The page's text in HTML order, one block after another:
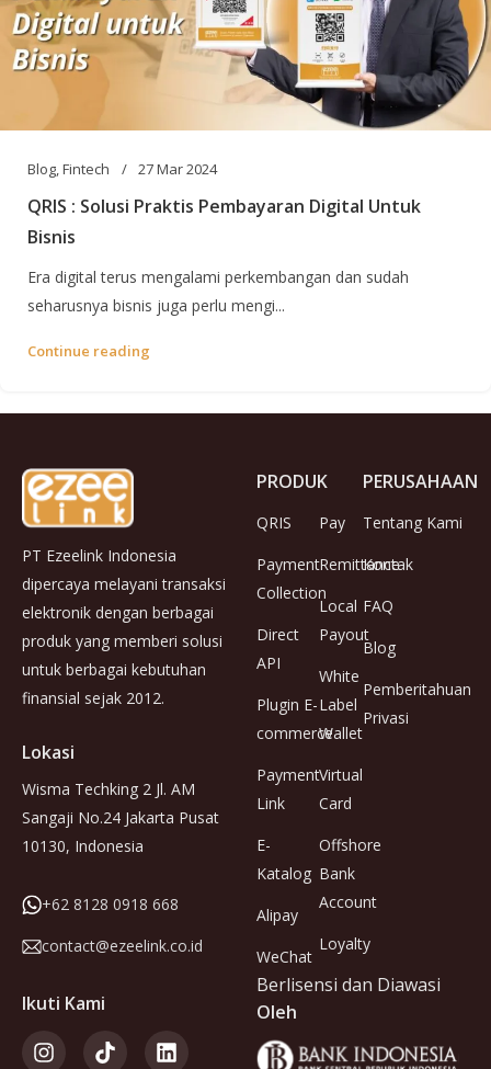
Blog,Fintech 27 Mar 2024
QRIS : Solusi Praktis Pembayaran Digital Untuk
Bisnis
Era digital terus mengalami perkembangan dan sudah
seharusnya bisnis juga perlu mengi...
Continue reading
PT Ezeelink Indonesia
dipercaya melayani transaksi
elektronik dengan berbagai
produk yang memberi solusi
untuk berbagai kebutuhan
finansial sejak 2012.
Lokasi
Wisma Techking 2 Jl. AM
Sangaji No.24 Jakarta Pusat
10130, Indonesia
+62 8128 0918 668
contact@ezeelink.co.id
Ikuti Kami
PRODUK
QRIS
Payment
Collection
Direct
API
Plugin E-
commerce
Payment
Link
E-
Katalog
Alipay
WeChat
Pay
Remittance
Local
Payout
White
Label
Wallet
Virtual
Card
Offshore
Bank
Account
Loyalty
PERUSAHAAN
Tentang Kami
Kontak
FAQ
Blog
Pemberitahuan
Privasi
Berlisensi dan Diawasi
Oleh